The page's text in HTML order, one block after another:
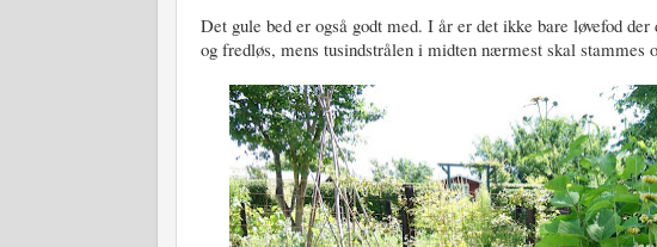
Det gule bed er også godt med. I år er det ikke bare løvefod
og fredløs, mens tusindstrålen i midten nærmest skal stammes